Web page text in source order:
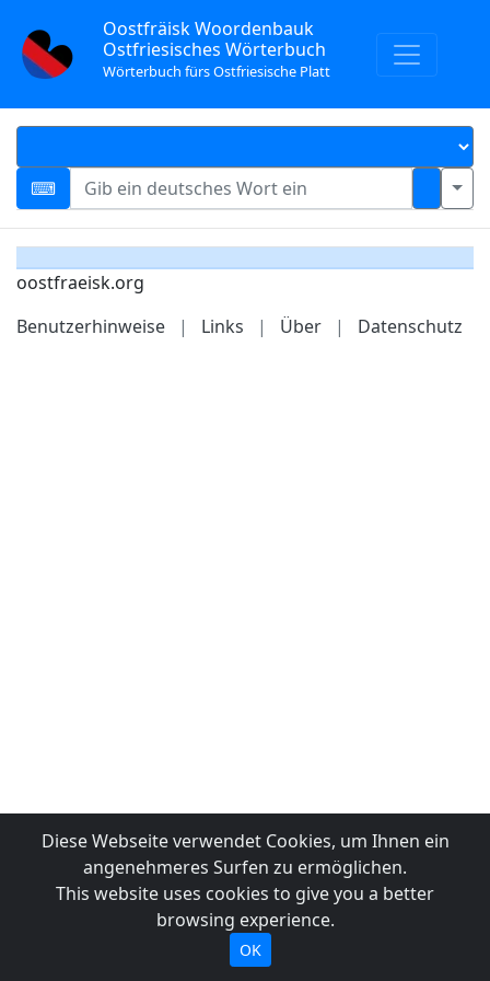
Oostfräisk Woordenbauk
Ostfriesisches Wörterbuch
Wörterbuch fürs Ostfriesische Platt
oostfraeisk.org
Benutzerhinweise
| Links | Über | Datenschutz
Diese Webseite verwendet Cookies, um Ihnen ein
angenehmeres Surfen zu ermöglichen.
This website uses cookies to give you a better
browsing experience.
OK